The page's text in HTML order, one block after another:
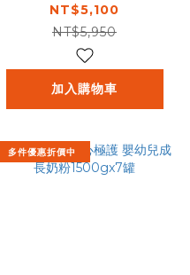
NT$5,100
NT$5,950
加入購物車
多件優惠折價中